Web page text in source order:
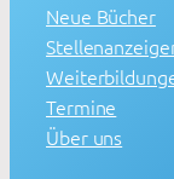
Neue Bücher
Termine
Über uns